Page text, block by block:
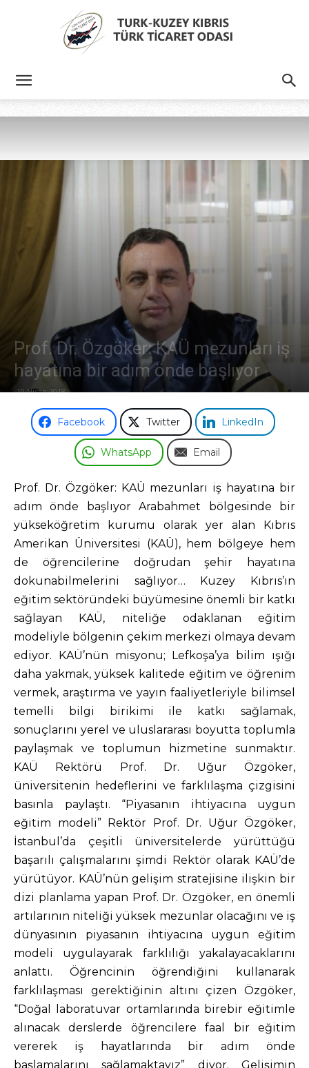
Türk
Ticaret
Odası
Prof. Dr. Özgöker: KAÜ mezunları iş
hayatına bir adım önde başlıyor
10 Nisan 2018
Facebook Twitter LinkedIn
WhatsApp Email
Prof. Dr. Özgöker: KAÜ mezunları iş hayatına bir
adım önde başlıyor Arabahmet bölgesinde bir
yükseköğretim kurumu olarak yer alan Kıbrıs
Amerikan Üniversitesi (KAÜ), hem bölgeye hem
de öğrencilerine doğrudan şehir hayatına
dokunabilmelerini sağlıyor… Kuzey Kıbrıs’ın
eğitim sektöründeki büyümesine önemli bir katkı
sağlayan KAÜ, niteliğe odaklanan eğitim
modeliyle bölgenin çekim merkezi olmaya devam
ediyor. KAÜ’nün misyonu; Lefkoşa’ya bilim ışığı
daha yakmak, yüksek kalitede eğitim ve öğrenim
vermek, araştırma ve yayın faaliyetleriyle bilimsel
temelli bilgi birikimi ile katkı sağlamak,
sonuçlarını yerel ve uluslararası boyutta toplumla
paylaşmak ve toplumun hizmetine sunmaktır.
KAÜ Rektörü Prof. Dr. Uğur Özgöker,
üniversitenin hedeflerini ve farklılaşma çizgisini
basınla paylaştı. “Piyasanın ihtiyacına uygun
eğitim modeli” Rektör Prof. Dr. Uğur Özgöker,
İstanbul’da çeşitli üniversitelerde yürüttüğü
başarılı çalışmalarını şimdi Rektör olarak KAÜ’de
yürütüyor. KAÜ’nün gelişim stratejisine ilişkin bir
dizi planlama yapan Prof. Dr. Özgöker, en önemli
artılarının niteliği yüksek mezunlar olacağını ve iş
dünyasının piyasanın ihtiyacına uygun eğitim
modeli uygulayarak farklılığı yakalayacaklarını
anlattı. Öğrencinin öğrendiğini kullanarak
farklılaşması gerektiğinin altını çizen Özgöker,
“Doğal laboratuvar ortamlarında birebir eğitimle
alınacak derslerde öğrencilere faal bir eğitim
vererek iş hayatlarında bir adım önde
başlamalarını sağlamaktayız” diyor. Gelişimin